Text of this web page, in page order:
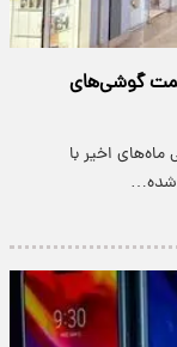
سمت گوشی‌های
اخیر با
شده…